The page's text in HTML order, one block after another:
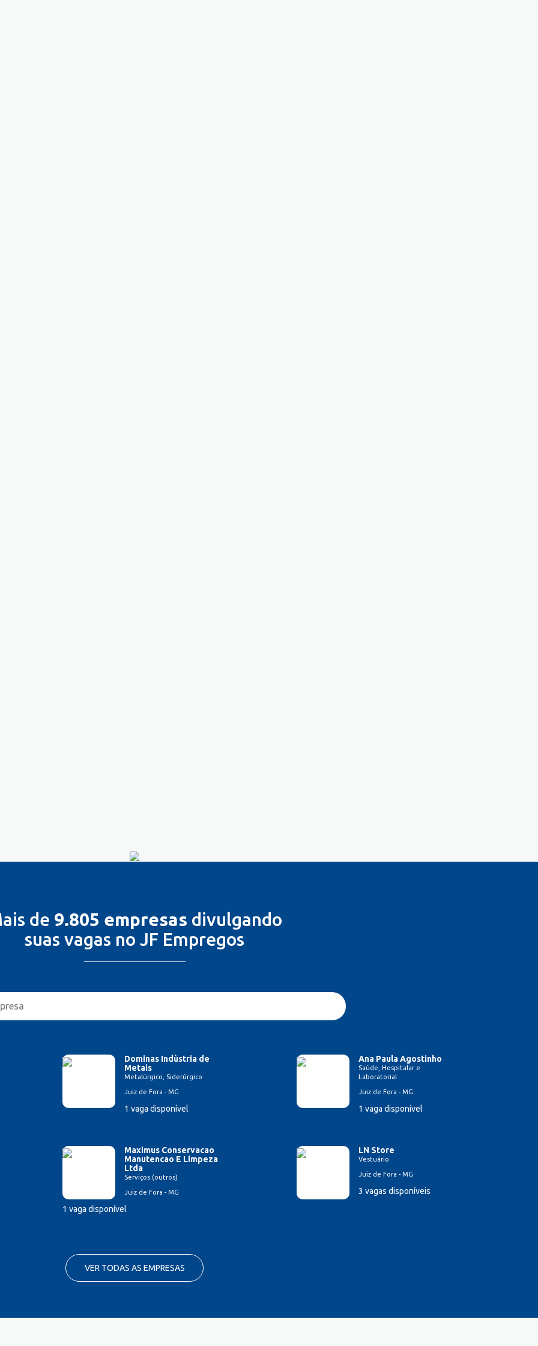
de 9.805 empresas divulgando
suas vagas no JF Empregos
Dominas Indùstria de
Metais
Metalúrgico, Siderúrgico
Juiz de Fora - MG
1 vaga disponível
Ana Paula Agostinho
Saúde, Hospitalar e
Laboratorial
Juiz de Fora - MG
1 vaga disponível
Maximus Conservacao
Manutencao E Limpeza
Ltda
Serviços (outros)
Juiz de Fora - MG
1 vaga disponível
LN Store
Vestuário
Juiz de Fora - MG
3 vagas disponíveis
VER TODAS AS EMPRESAS